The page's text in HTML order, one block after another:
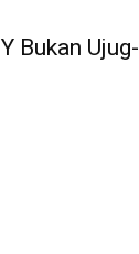
Bukan Ujug-